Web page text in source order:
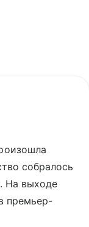
собралось
На выходе
премьер-